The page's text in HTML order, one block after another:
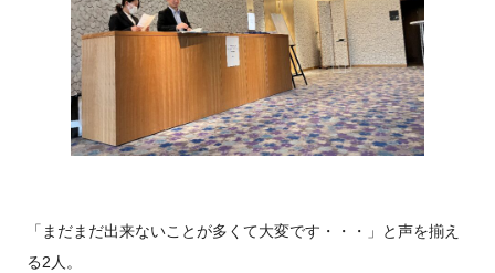
「まだまだ出来ないことが多くて大変です・・・」と声を揃え
る2人。